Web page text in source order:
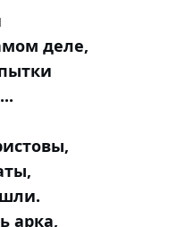
деле,
арка,